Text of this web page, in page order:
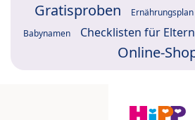
Gratisproben Ernährungsplan
Babynamen Checklisten für Eltern
Online-